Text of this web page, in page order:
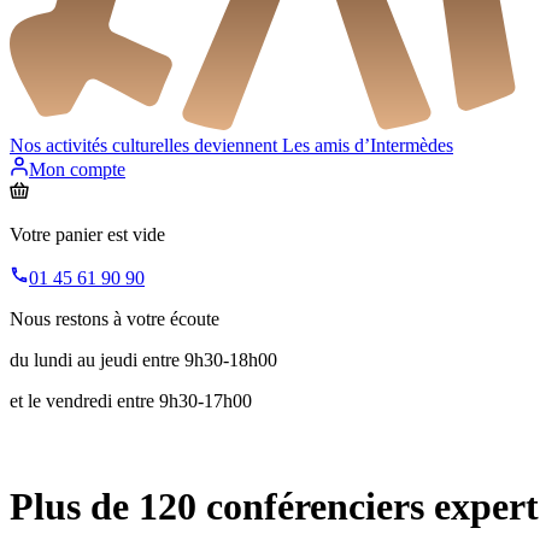
Nos activités culturelles deviennent Les amis d’Intermèdes
Mon compte
Votre panier est vide
01 45 61 90 90
Nous restons à votre écoute
du lundi au jeudi entre 9h30-18h00
et le vendredi entre 9h30-17h00
Plus de 120 conférenciers